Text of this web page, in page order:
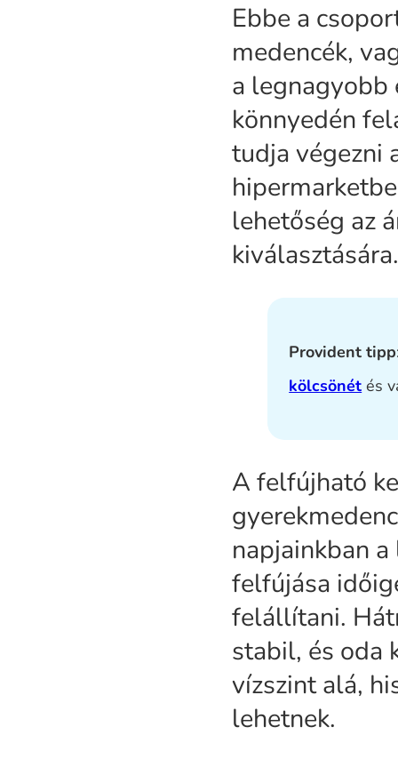
Ebbe a
medencék,
a legnagyobb
könnyedén
tudja végezni
lehetőség az
Provident tipp
kölcsönét és
A felfújható
napjainkban
felfújása
felállítani.
stabil, és oda
vízszint alá,
lehetnek.